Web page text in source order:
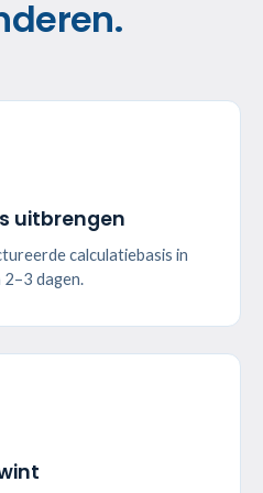
uitbrengen
calculatiebasis in
dagen.